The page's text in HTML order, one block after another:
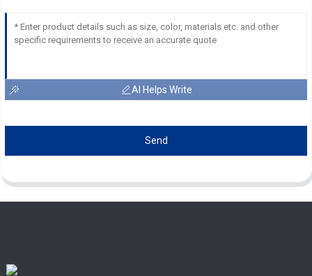
AI Helps Write
Send